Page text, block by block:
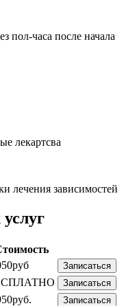
пол-часа после начала
лекартсва
лечения зависимостей
Записаться
Записаться
Записаться